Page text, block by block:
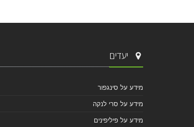
יעדים
מידע על סינגפור
מידע על סרי לנקה
מידע על פיליפינים